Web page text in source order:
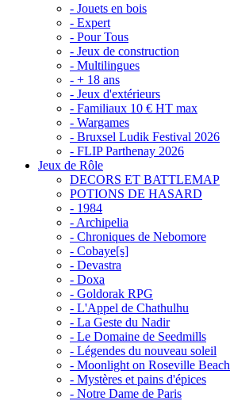
- Jouets en bois
- Expert
- Pour Tous
- Jeux de construction
- Multilingues
- + 18 ans
- Jeux d'extérieurs
- Familiaux 10 € HT max
- Wargames
- Bruxsel Ludik Festival 2026
- FLIP Parthenay 2026
Jeux de Rôle
DECORS ET BATTLEMAP
POTIONS DE HASARD
- 1984
- Archipelia
- Chroniques de Nebomore
- Cobaye[s]
- Devastra
- Doxa
- Goldorak RPG
- L'Appel de Chathulhu
- La Geste du Nadir
- Le Domaine de Seedmills
- Légendes du nouveau soleil
- Moonlight on Roseville Beach
- Mystères et pains d'épices
- Notre Dame de Paris